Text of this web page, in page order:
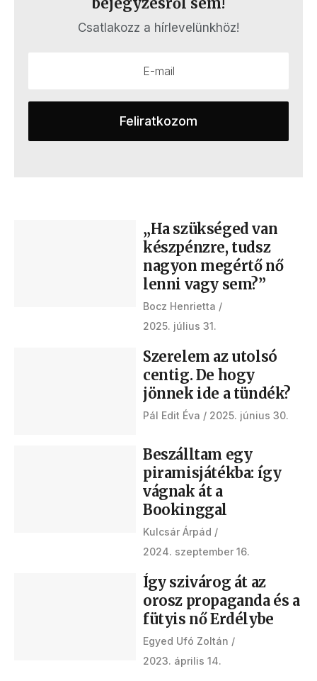
Csatlakozz a hírlevelünkhöz!
„Ha szükséged van
készpénzre, tudsz
nagyon megértő nő
lenni vagy sem?”
Bocz Henrietta
2025. július 31.
Szerelem az utolsó
centig. De hogy
jönnek ide a tündék?
Pál Edit Éva 2025. június 30.
Beszálltam egy
piramisjátékba: így
vágnak át a
Bookinggal
Kulcsár Árpád
2024. szeptember 16.
Így szivárog át az
orosz propaganda és a
fütyis nő Erdélybe
Egyed Ufó Zoltán
2023. április 14.